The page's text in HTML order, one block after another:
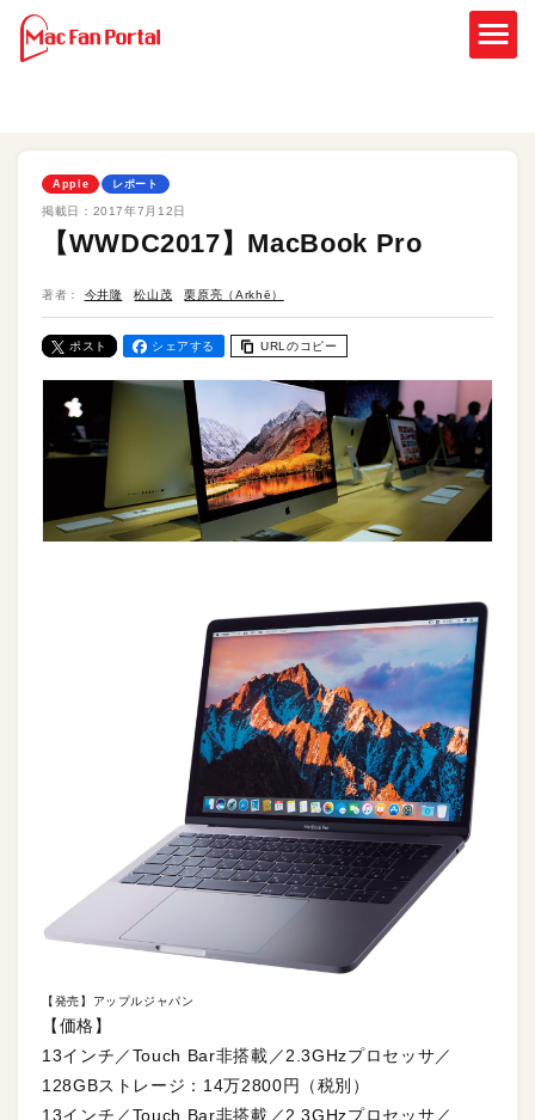
Apple レポート
掲載日： 2017年7月12日
【WWDC2017】MacBook Pro
著者： 今井隆 松山茂 栗原亮（Arkhē）
ポスト シェアする URLのコピー
【発売】アップルジャパン
【価格】
13インチ／Touch Bar非搭載／2.3GHzプロセッサ／
128GBストレージ：14万2800円（税別）
13インチ／Touch Bar非搭載／2.3GHzプロセッサ／